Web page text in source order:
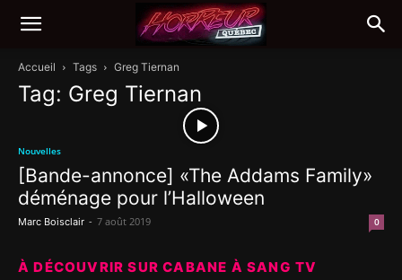
Accueil Tags Greg Tiernan
Tag: Greg Tiernan
Nouvelles
[Bande-annonce] «The Addams Family»
déménage pour l’Halloween
Marc Boisclair - 7 août 2019 0
À DÉCOUVRIR SUR CABANE À SANG TV